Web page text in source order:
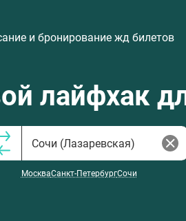
и бронирование жд билетов
лайфхак
МоскваСанкт-ПетербургСочи